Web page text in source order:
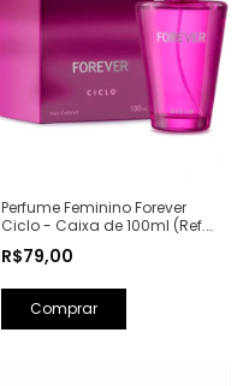
Perfume Feminino Forever
Ciclo - Caixa de 100ml (Ref.
Spears)
R$79,00